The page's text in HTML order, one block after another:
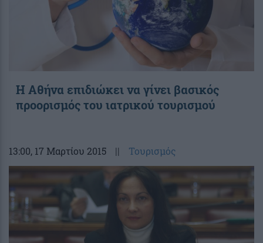
Η Αθήνα επιδιώκει να γίνει βασικός
προορισμός του ιατρικού τουρισμού
13:00, 17 Μαρτίου 2015 || Τουρισμός